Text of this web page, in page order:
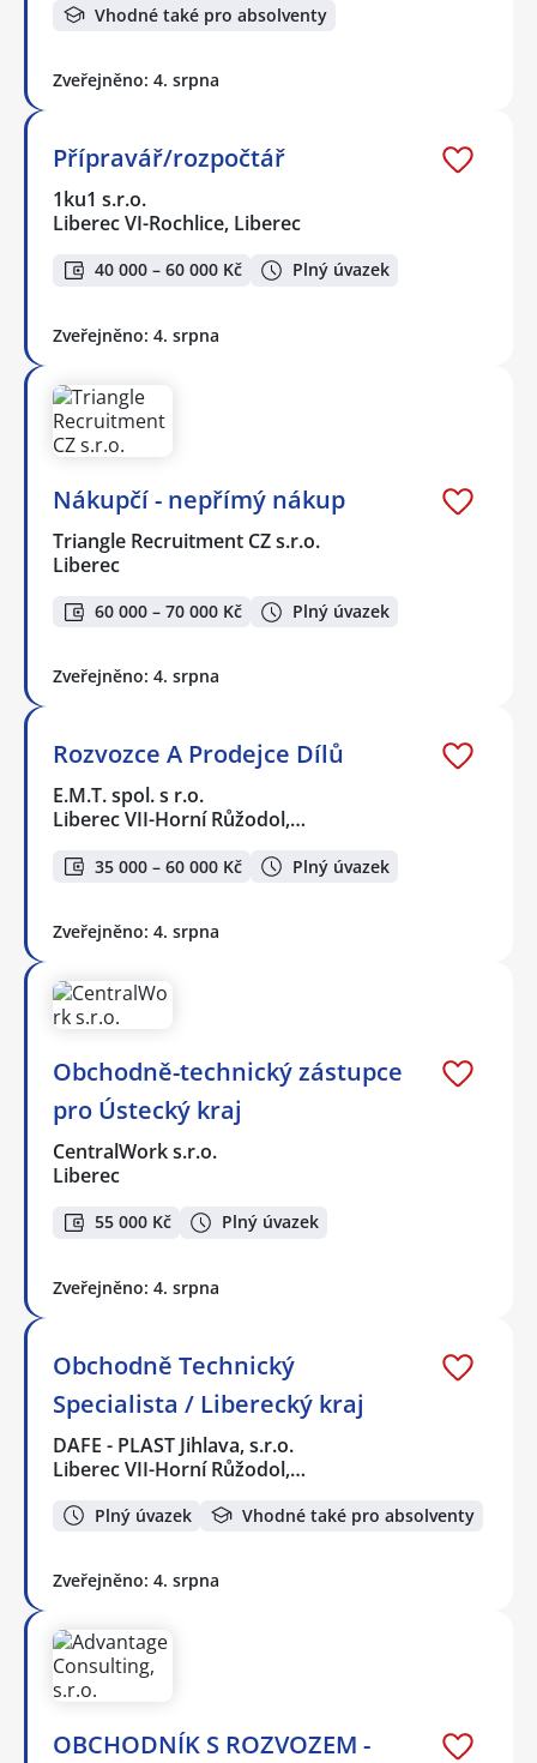
Vhodné také pro absolventy
Zveřejněno: 4. srpna
Přípravář/rozpočtář
1ku1 s.r.o.
Liberec VI-Rochlice, Liberec
40 000 – 60 000 Kč Plný úvazek
Zveřejněno: 4. srpna
Nákupčí - nepřímý nákup
Triangle Recruitment CZ s.r.o.
Liberec
60 000 – 70 000 Kč Plný úvazek
Zveřejněno: 4. srpna
Rozvozce A Prodejce Dílů
E.M.T. spol. s r.o.
Liberec VII-Horní Růžodol,…
35 000 – 60 000 Kč Plný úvazek
Zveřejněno: 4. srpna
Obchodně-technický zástupce
pro Ústecký kraj
CentralWork s.r.o.
Liberec
55 000 Kč Plný úvazek
Zveřejněno: 4. srpna
Obchodně Technický
Specialista / Liberecký kraj
DAFE - PLAST Jihlava, s.r.o.
Liberec VII-Horní Růžodol,…
Plný úvazek Vhodné také pro absolventy
Zveřejněno: 4. srpna
OBCHODNÍK S ROZVOZEM -